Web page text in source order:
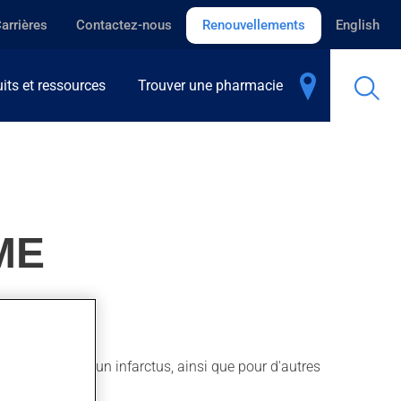
Contactez-nous Renouvellements English
et ressources Trouver une pharmacie
aussi après un infarctus, ainsi que pour d'autres